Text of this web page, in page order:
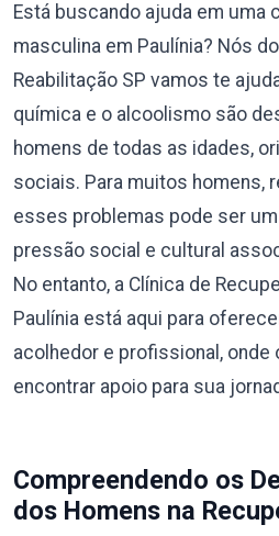
Está buscando ajuda em uma
masculina em Paulínia? Nós
Reabilitação SP vamos te
química e o alcoolismo são
homens de todas as idades,
sociais. Para muitos homens,
esses problemas pode ser
pressão social e cultural
No entanto, a Clínica de
Paulínia está aqui para
acolhedor e profissional, onde
encontrar apoio para sua
Compreendendo os
dos Homens na